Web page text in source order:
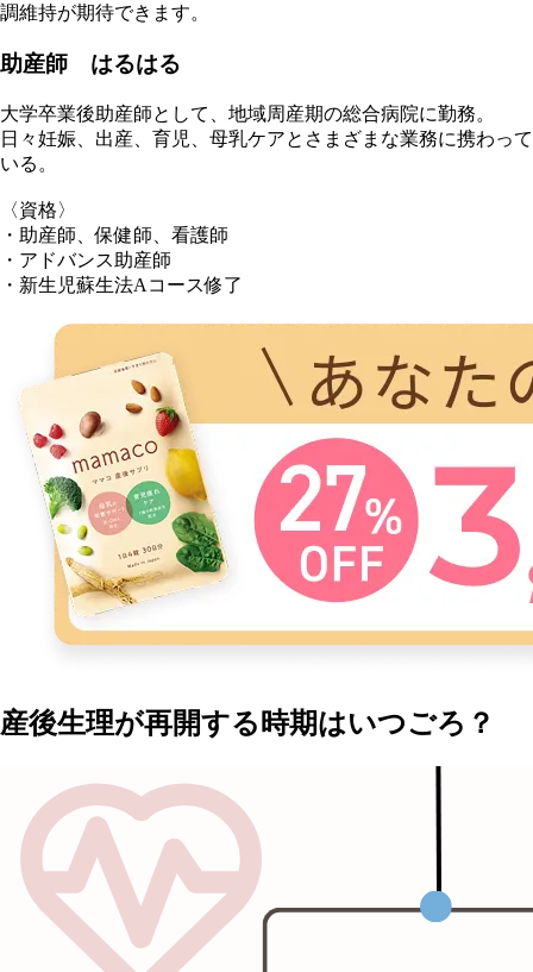
調維持が期待できます。
助産師 はるはる
大学卒業後助産師として、地域周産期の総合病院に勤務。
日々妊娠、出産、育児、母乳ケアとさまざまな業務に携わって
いる。
〈資格〉
・助産師、保健師、看護師
・アドバンス助産師
・新生児蘇生法Aコース修了
産後生理が再開する時期はいつごろ？